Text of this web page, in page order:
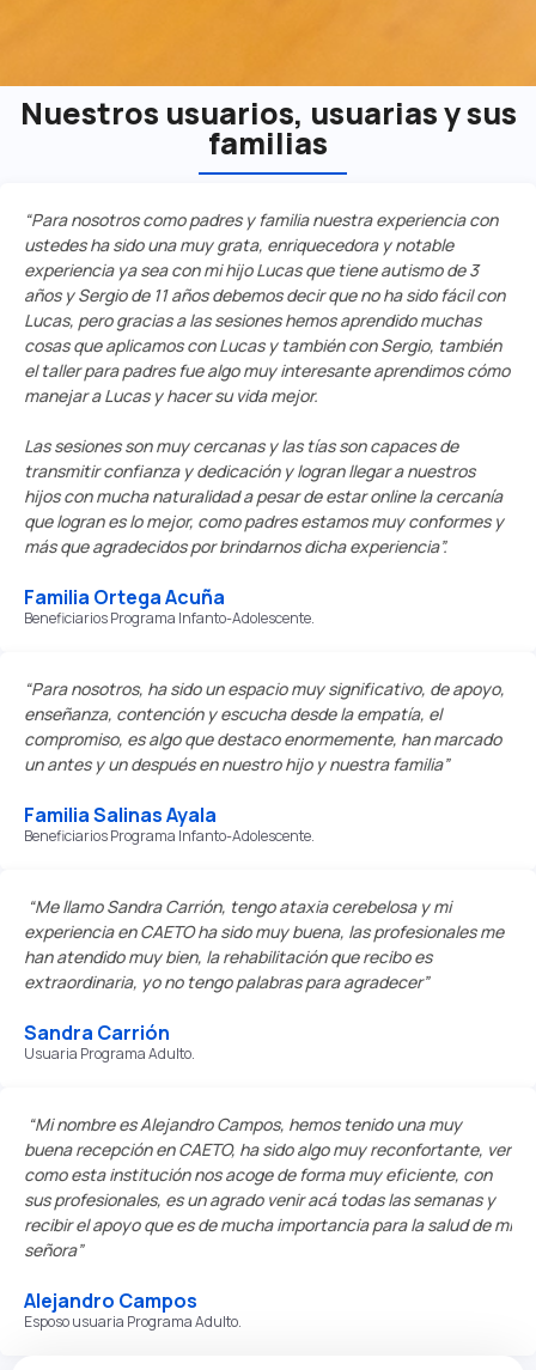
Nuestros usuarios, usuarias y sus
familias
“Para nosotros como padres y familia nuestra experiencia con
ustedes ha sido una muy grata, enriquecedora y notable
experiencia ya sea con mi hijo Lucas que tiene autismo de 3
años y Sergio de 11 años debemos decir que no ha sido fácil con
Lucas, pero gracias a las sesiones hemos aprendido muchas
cosas que aplicamos con Lucas y también con Sergio, también
el taller para padres fue algo muy interesante aprendimos cómo
manejar a Lucas y hacer su vida mejor.
Las sesiones son muy cercanas y las tías son capaces de
transmitir confianza y dedicación y logran llegar a nuestros
hijos con mucha naturalidad a pesar de estar online la cercanía
que logran es lo mejor, como padres estamos muy conformes y
más que agradecidos por brindarnos dicha experiencia”.
Familia Ortega Acuña
Beneficiarios Programa Infanto-Adolescente.
“Para nosotros, ha sido un espacio muy significativo, de apoyo,
enseñanza, contención y escucha desde la empatía, el
compromiso, es algo que destaco enormemente, han marcado
un antes y un después en nuestro hijo y nuestra familia”
Familia Salinas Ayala
Beneficiarios Programa Infanto-Adolescente.
“Me llamo Sandra Carrión, tengo ataxia cerebelosa y mi
experiencia en CAETO ha sido muy buena, las profesionales me
han atendido muy bien, la rehabilitación que recibo es
extraordinaria, yo no tengo palabras para agradecer”
Sandra Carrión
Usuaria Programa Adulto.
“Mi nombre es Alejandro Campos, hemos tenido una muy
buena recepción en CAETO, ha sido algo muy reconfortante, ver
como esta institución nos acoge de forma muy eficiente, con
sus profesionales, es un agrado venir acá todas las semanas y
recibir el apoyo que es de mucha importancia para la salud de mi
señora”
Alejandro Campos
Esposo usuaria Programa Adulto.